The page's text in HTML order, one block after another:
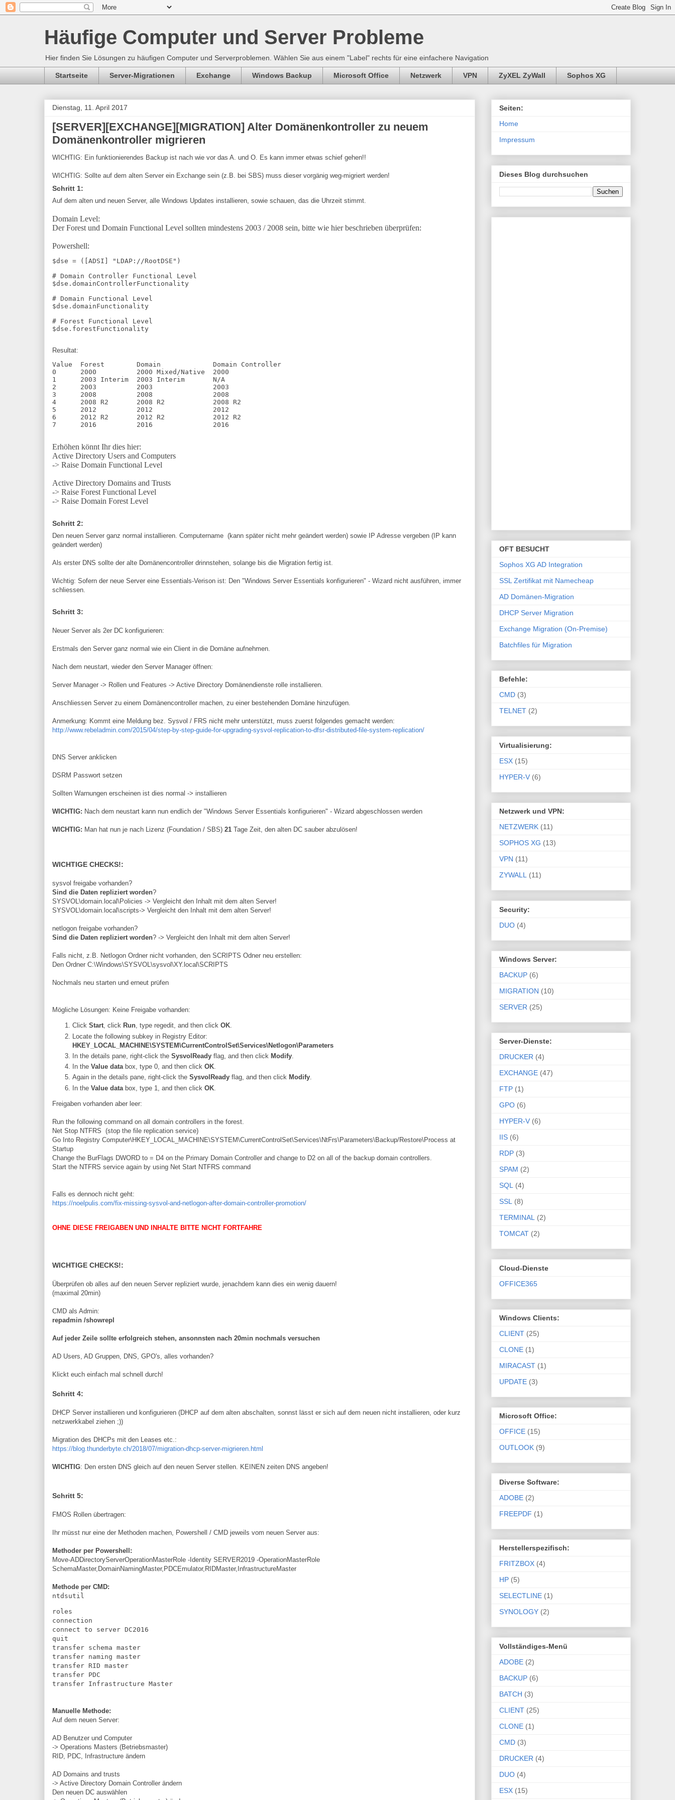
Häufige Computer und Server Probleme
Hier finden Sie Lösungen zu häufigen Computer und Serverproblemen. Wählen Sie aus einem "Label" rechts für eine einfachere Navigation
Startseite Server-Migrationen Exchange Windows Backup Microsoft Office Netzwerk VPN ZyXEL ZyWall Sophos XG
Dienstag, 11. April 2017
[SERVER][EXCHANGE][MIGRATION] Alter Domänenkontroller zu neuem
Domänenkontroller migrieren
WICHTIG: Ein funktionierendes Backup ist nach wie vor das A. und O. Es kann immer etwas schief gehen!!
WICHTIG: Sollte auf dem alten Server ein Exchange sein (z.B. bei SBS) muss dieser vorgänig weg-migriert werden!
Schritt 1:
Auf dem alten und neuen Server, alle Windows Updates installieren, sowie schauen, das die Uhrzeit stimmt.
Domain Level:
Der Forest und Domain Functional Level sollten mindestens 2003 / 2008 sein, bitte wie hier beschrieben überprüfen:
Powershell:
$dse = ([ADSI] "LDAP://RootDSE")
# Domain Controller Functional Level
$dse.domainControllerFunctionality
# Domain Functional Level
$dse.domainFunctionality
# Forest Functional Level
$dse.forestFunctionality
Resultat:
Value  Forest        Domain             Domain Controller
0      2000          2000 Mixed/Native  2000
1      2003 Interim  2003 Interim       N/A
2      2003          2003               2003
3      2008          2008               2008
4      2008 R2       2008 R2            2008 R2
5      2012          2012               2012
6      2012 R2       2012 R2            2012 R2
7      2016          2016               2016
Erhöhen könnt Ihr dies hier:
Active Directory Users and Computers
-> Raise Domain Functional Level
Active Directory Domains and Trusts
-> Raise Forest Functional Level
-> Raise Domain Forest Level
Schritt 2:
Den neuen Server ganz normal installieren. Computername (kann später nicht mehr geändert werden) sowie IP Adresse vergeben (IP kann
geändert werden)
Als erster DNS sollte der alte Domänencontroller drinnstehen, solange bis die Migration fertig ist.
Wichtig: Sofern der neue Server eine Essentials-Verison ist: Den "Windows Server Essentials konfigurieren" - Wizard nicht ausführen, immer
schliessen.
Schritt 3:
Neuer Server als 2er DC konfigurieren:
Erstmals den Server ganz normal wie ein Client in die Domäne aufnehmen.
Nach dem neustart, wieder den Server Manager öffnen:
Server Manager -> Rollen und Features -> Active Directory Domänendienste rolle installieren.
Anschliessen Server zu einem Domänencontroller machen, zu einer bestehenden Domäne hinzufügen.
Anmerkung: Kommt eine Meldung bez. Sysvol / FRS nicht mehr unterstützt, muss zuerst folgendes gemacht werden:
http://www.rebeladmin.com/2015/04/step-by-step-guide-for-upgrading-sysvol-replication-to-dfsr-distributed-file-system-replication/
DNS Server anklicken
DSRM Passwort setzen
Sollten Warnungen erscheinen ist dies normal -> installieren
WICHTIG: Nach dem neustart kann nun endlich der "Windows Server Essentials konfigurieren" - Wizard abgeschlossen werden
WICHTIG: Man hat nun je nach Lizenz (Foundation / SBS) 21 Tage Zeit, den alten DC sauber abzulösen!
WICHTIGE CHECKS!:
sysvol freigabe vorhanden?
Sind die Daten repliziert worden?
SYSVOL\domain.local\Policies -> Vergleicht den Inhalt mit dem alten Server!
SYSVOL\domain.local\scripts-> Vergleicht den Inhalt mit dem alten Server!
netlogon freigabe vorhanden?
Sind die Daten repliziert worden? -> Vergleicht den Inhalt mit dem alten Server!
Falls nicht, z.B. Netlogon Ordner nicht vorhanden, den SCRIPTS Odner neu erstellen:
Den Ordner C:\Windows\SYSVOL\sysvol\XY.local\SCRIPTS
Nochmals neu starten und erneut prüfen
Mögliche Lösungen: Keine Freigabe vorhanden:
Click Start, click Run, type regedit, and then click OK.
Locate the following subkey in Registry Editor:
HKEY_LOCAL_MACHINE\SYSTEM\CurrentControlSet\Services\Netlogon\Parameters
In the details pane, right-click the SysvolReady flag, and then click Modify
In the Value databox, type 0, and then click OK.
Again in the details pane, right-click the SysvolReady flag, and then click Modify.
In the Value data box, type 1 , and then click OK
Freigaben vorhanden aber leer:
Run the following command on all domain controllers in the forest.
Net Stop NTFRS (stop the file replication service)
Go Into Registry Computer\HKEY_LOCAL_MACHINE\SYSTEM\CurrentControlSet\Services\NtFrs\Parameters\Backup/Restore\Process at
Startup
Change the BurFlags DWORD to = D4 on the Primary Domain Controller and change to D2 on all of the backup domain controllers.
Start the NTFRS service again by using Net Start NTFRS command
Falls es dennoch nicht geht:
https://noelpulis.com/fix-missing-sysvol-and-netlogon-after-domain-controller-promotion/
OHNE DIESE FREIGABEN UND INHALTE BITTE NICHT FORTFAHRE
WICHTIGE CHECKS!:
Überprüfen ob alles auf den neuen Server repliziert wurde, jenachdem kann dies ein wenig dauern!
(maximal 20min)
CMD als Admin:
repadmin /showrepl
Auf jeder Zeile sollte erfolgreich stehen, ansonnsten nach 20min nochmals versuchen
AD Users, AD Gruppen, DNS, GPO's, alles vorhanden?
Klickt euch einfach mal schnell durch!
Schritt 4:
DHCP Server installieren und konfigurieren (DHCP auf dem alten abschalten, sonnst lässt er sich auf dem neuen nicht installieren, oder kurz
netzwerkkabel ziehen ;))
Migration des DHCPs mit den Leases etc.:
https://blog.thunderbyte.ch/2018/07/migration-dhcp-server-migrieren.html
WICHTIG: Den ersten DNS gleich auf den neuen Server stellen. KEINEN zeiten DNS angeben!
Schritt 5:
FMOS Rollen übertragen:
Ihr müsst nur eine der Methoden machen, Powershell / CMD jeweils vom neuen Server aus:
Methoder per Powershell:
Move-ADDirectoryServerOperationMasterRole -Identity SERVER2019 -OperationMasterRole
SchemaMaster,DomainNamingMaster,PDCEmulator,RIDMaster,InfrastructureMaster
Methode per CMD:
ntdsutil
roles
connection
connect to server DC2016
quit
transfer schema master
transfer naming master
transfer RID master
transfer PDC
transfer Infrastructure Master
Manuelle Methode:
Auf dem neuen Server:
AD Benutzer und Computer
-> Operations Masters (Betriebsmaster)
RID, PDC, Infrastructure ändern
AD Domains and trusts
-> Active Directory Domain Controller ändern
Den neuen DC auswählen
Seiten:
Home
Impressum
Dieses Blog durchsuchen
OFT BESUCHT
Sophos XG AD Integration
SSL Zertifikat mit Namecheap
AD Domänen-Migration
DHCP Server Migration
Exchange Migration (On-Premise)
Batchfiles für Migration
Befehle:
CMD (3)
TELNET (2)
Virtualisierung:
ESX (15)
HYPER-V (6)
Netzwerk und VPN:
NETZWERK (11)
SOPHOS XG (13)
VPN (11)
ZYWALL
(11)
Security:
DUO (4)
Windows Server:
BACKUP (6)
MIGRATION (10)
SERVER (25)
Server-Dienste:
DRUCKER (4)
EXCHANGE (47)
FTP (1)
GPO (6)
HYPER-V (6)
IIS (6)
RDP (3)
SPAM (2)
SQL (4)
SSL (8)
TERMINAL (2)
TOMCAT (2)
Cloud-Dienste
OFFICE365
Windows Clients:
CLIENT (25)
CLONE (1)
MIRACAST (1)
UPDATE (3)
Microsoft Office:
OFFICE (15)
OUTLOOK (9)
Diverse Software:
ADOBE (2)
FREEPDF (1)
Herstellerspezifisch:
FRITZBOX (4)
HP (5)
SELECTLINE (1)
SYNOLOGY (2)
Vollständiges-Menü
ADOBE (2)
BACKUP (6)
BATCH (3)
CLIENT (25)
CLONE (1)
CMD (3)
DRUCKER (4)
DUO (4)
ESX (15)